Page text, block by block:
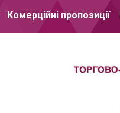
Комерційні пропозиції